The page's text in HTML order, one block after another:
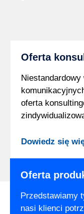
Oferta
Niestandardowy
oferta
Dowiedz się
Oferta
Przedstawiamy
nasi klienci